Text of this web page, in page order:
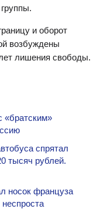
и оборот
возбуждены
лишения свободы.
«братским»
спрятал
тысяч рублей.
носок француза